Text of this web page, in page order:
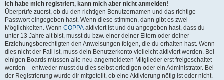
Ich habe mich registriert, kann mich aber nicht anmelden!
Überprüfe zuerst, ob du den richtigen Benutzernamen und das richtige
Passwort eingegeben hast. Wenn diese stimmen, dann gibt es zwei
Möglichkeiten. Wenn COPPA aktiviert ist und du angegeben hast, dass du
unter 13 Jahre alt bist, musst du bzw. einer deiner Eltern oder deiner
Erziehungsberechtigten den Anweisungen folgen, die du erhalten hast. Wenn
dies nicht der Fall ist, muss dein Benutzerkonto vielleicht aktiviert werden. Bei
einigen Boards müssen alle neu angemeldeten Mitglieder erst freigeschaltet
werden – entweder musst du dies selbst erledigen oder ein Administrator. Bei
der Registrierung wurde dir mitgeteilt, ob eine Aktivierung nötig ist oder nicht.